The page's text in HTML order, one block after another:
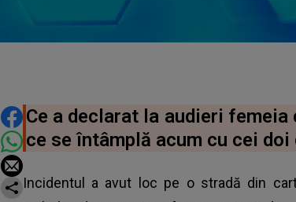
DISTRIBUIE ARTICOLUL
Ce a declarat la audieri
ce se întâmplă acum cu cei doi
Incidentul a avut loc pe o stradă din